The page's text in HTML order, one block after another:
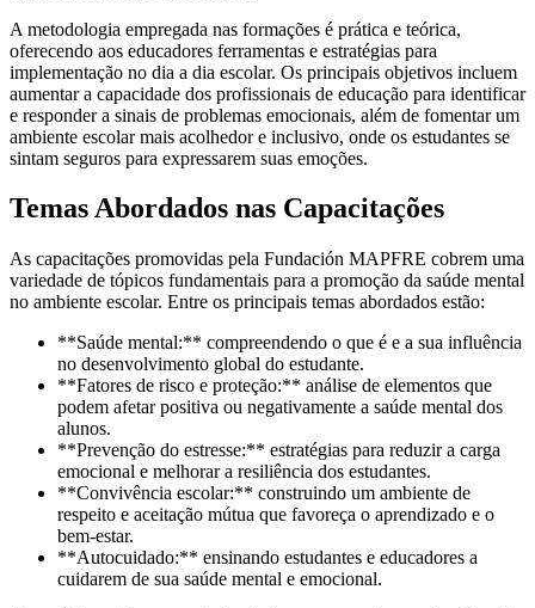
A metodologia empregada nas formações é prática e teórica,
oferecendo aos educadores ferramentas e estratégias para
implementação no dia a dia escolar. Os principais objetivos incluem
aumentar a capacidade dos profissionais de educação para identificar
e responder a sinais de problemas emocionais, além de fomentar um
ambiente escolar mais acolhedor e inclusivo, onde os estudantes se
sintam seguros para expressarem suas emoções.
Temas Abordados nas Capacitações
As capacitações promovidas pela Fundación MAPFRE cobrem uma
variedade de tópicos fundamentais para a promoção da saúde mental
no ambiente escolar. Entre os principais temas abordados estão:
**Saúde mental:** compreendendo o que é e a sua influência
no desenvolvimento global do estudante.
**Fatores de risco e proteção:** análise de elementos que
podem afetar positiva ou negativamente a saúde mental dos
alunos.
**Prevenção do estresse:** estratégias para reduzir a carga
emocional e melhorar a resiliência dos estudantes.
**Convivência escolar:** construindo um ambiente de
respeito e aceitação mútua que favoreça o aprendizado e o
bem-estar.
**Autocuidado:** ensinando estudantes e educadores a
cuidarem de sua saúde mental e emocional.